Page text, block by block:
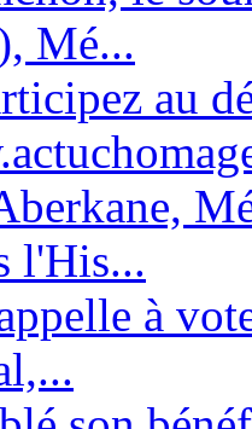
Mé...
au
l'His...
à